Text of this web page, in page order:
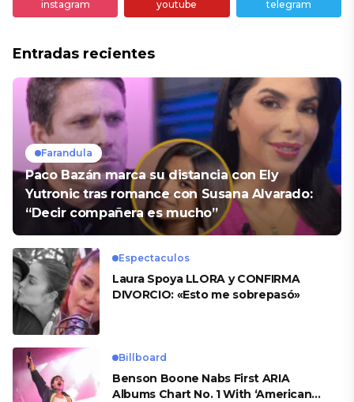
instagram youtube telegram
Entradas recientes
Farandula
Paco Bazán marca su distancia con Ely
Yutronic tras romance con Susana Alvarado:
“Decir compañera es mucho”
Espectaculos
Laura Spoya LLORA y CONFIRMA
DIVORCIO: «Esto me sobrepasó»
Billboard
Benson Boone Nabs First ARIA
Albums Chart No. 1 With ‘American